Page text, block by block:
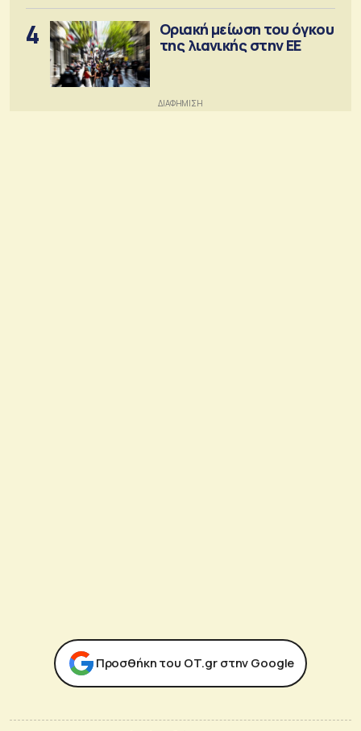
4
Οριακή μείωση του όγκου
της λιανικής στην ΕΕ
Προσθήκη του ΟΤ.gr στην Google